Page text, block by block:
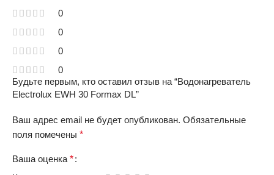
0
0
0
0
Будьте первым, кто оставил отзыв на “Водонагреватель
Electrolux EWH 30 Formax DL”
Ваш адрес email не будет опубликован. Обязательные
поля помечены *
Ваша оценка *